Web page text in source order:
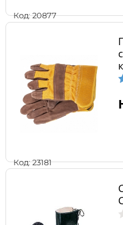
Код: 20877
Код: 23181